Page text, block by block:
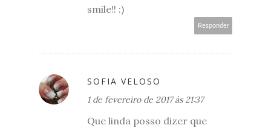
smile!! :)
Responder
SOFIA VELOSO
1 de fevereiro de 2017 às 21:37
Que linda posso dizer que